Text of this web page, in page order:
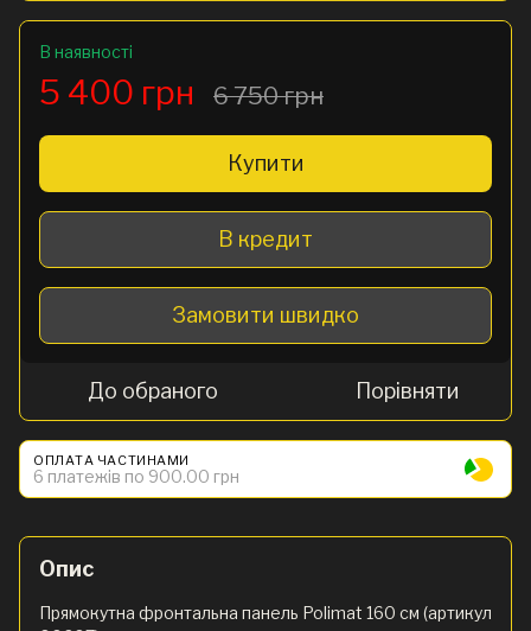
В наявності
5 400 грн 6 750 грн
Купити
В кредит
Замовити швидко
До обраного Порівняти
ОПЛАТА ЧАСТИНАМИ
6 платежів по 900.00 грн
Опис
Прямокутна фронтальна панель Polimat 160 см (артикул